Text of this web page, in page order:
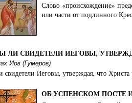
Слово «происхождение»
или части от подлинного
ЛИ СВИДЕТЕЛИ ИЕГОВЫ,
Иов (Гумеров)
свидетели Иеговы, утверждая, что Христа
ОБ УСПЕНСКОМ ПОСТЕ